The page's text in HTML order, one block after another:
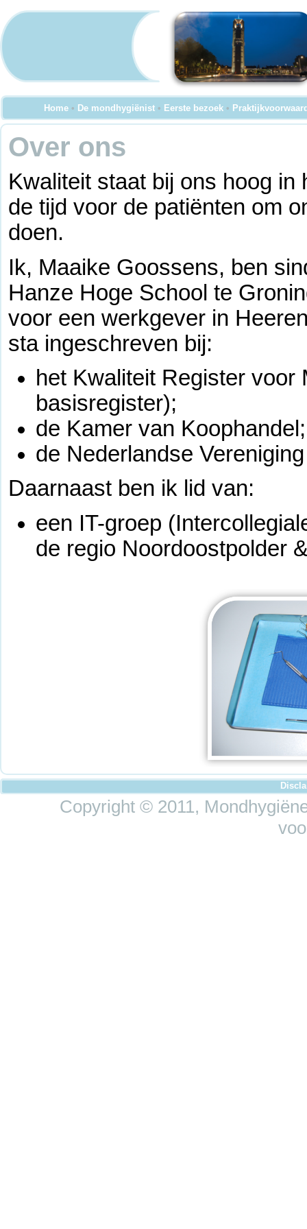
Home • De mondhygiënist • Eerste bezoek •
Over ons
Kwaliteit staat bij ons hoog in
de tijd voor de patiënten om
doen.
Ik, Maaike Goossens, ben
Hanze Hoge School te
voor een werkgever in
sta ingeschreven bij:
het Kwaliteit Register
basisregister);
de Kamer van Koophandel;
de Nederlandse
Daarnaast ben ik lid van:
een IT-groep
de regio Noordoostpolder
Copyright © 2011,